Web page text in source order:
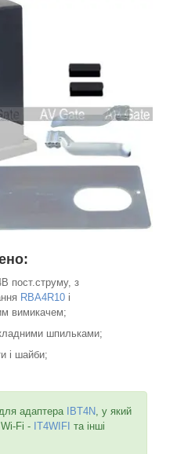
пост.струму, з
RBA4R10 і
вимикачем;
шпильками;
і шайби;
адаптера IBT4N, у який
Fi - IT4WIFI та інші